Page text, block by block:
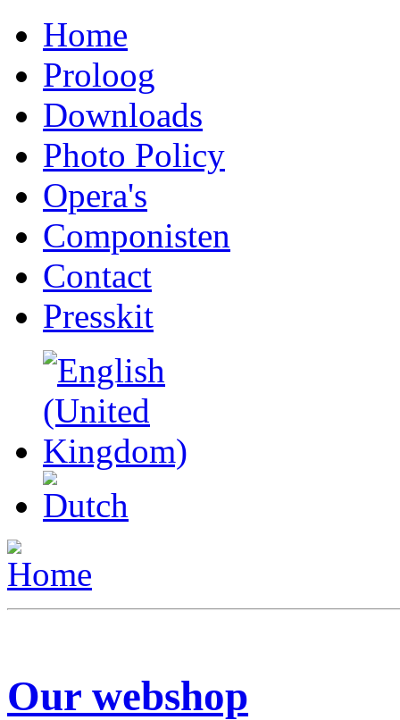
Home
Proloog
Downloads
Photo Policy
Opera's
Componisten
Contact
Presskit
Our webshop